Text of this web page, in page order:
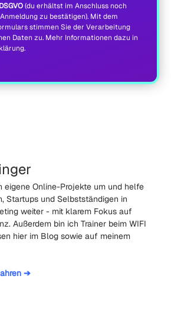
(du erhältst im Anschluss noch
zu bestätigen). Mit dem
stimmen Sie der Verarbeitung
Daten zu. Mehr Informationen dazu in
.
eigene Online-Projekte um und helfe
Startups und Selbstständigen in
weiter - mit klarem Fokus auf
Außerdem bin ich Trainer beim WIFI
hier im Blog sowie auf meinem
➔